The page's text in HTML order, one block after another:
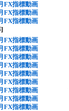
FX指標動画
FX指標動画
FX指標動画
]
FX指標動画
FX指標動画
FX指標動画
FX指標動画
FX指標動画
FX指標動画
FX指標動画
FX指標動画
FX指標動画